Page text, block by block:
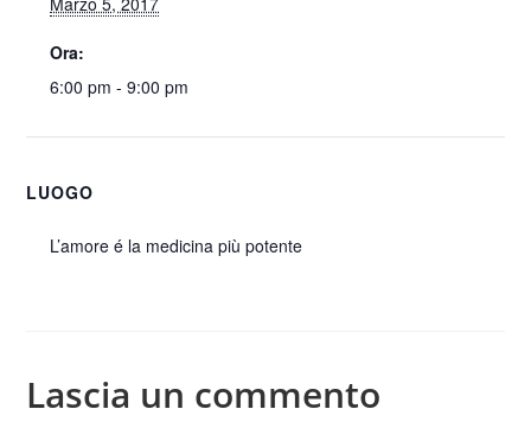
Ora:
6:00 pm - 9:00 pm
LUOGO
L’amore é la medicina più potente
Lascia un commento